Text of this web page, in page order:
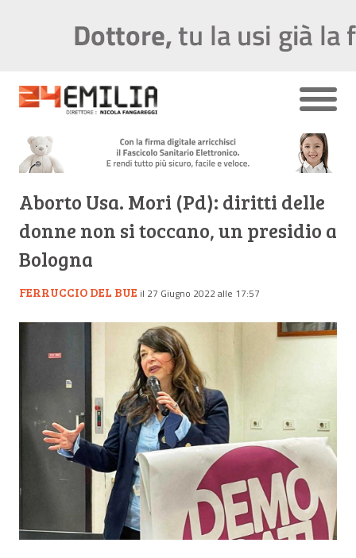
Aborto Usa. Mori (Pd): diritti delle
donne non si toccano, un presidio a
Bologna
FERRUCCIO DEL BUE il 27 Giugno 2022 alle 17:57